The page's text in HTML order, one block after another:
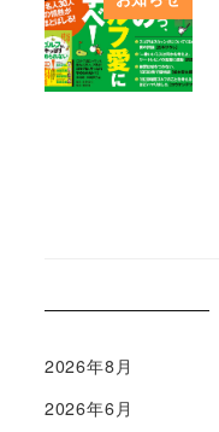
2026年8月
2026年6月